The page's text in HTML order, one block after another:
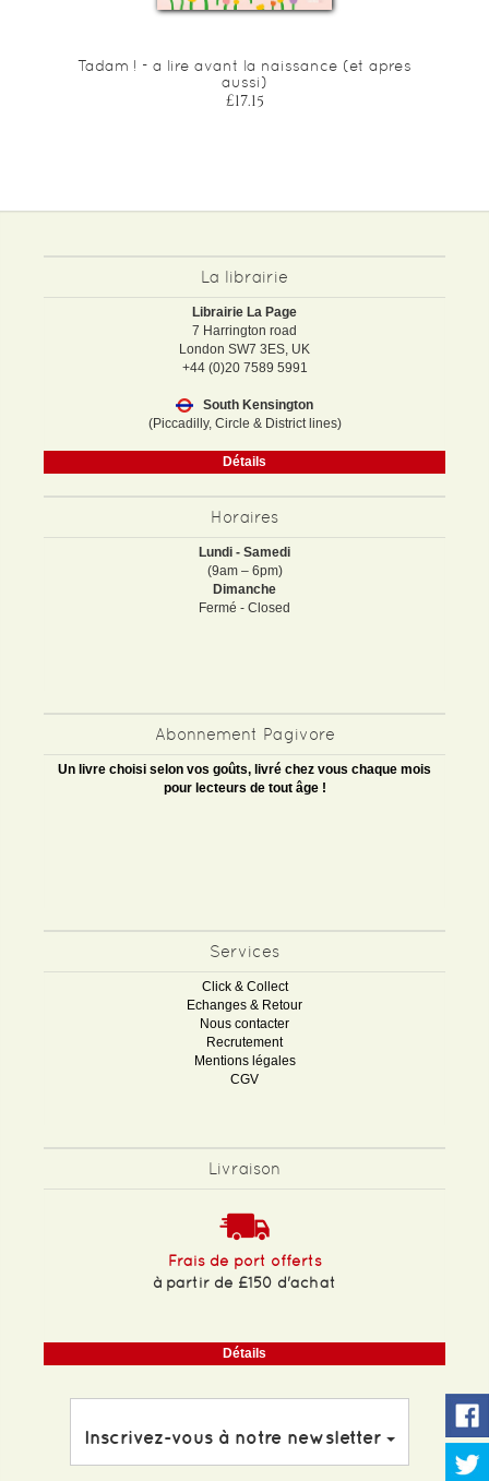
Tadam ! - a lire avant la naissance (et apres
aussi)
£17.15
La librairie
Librairie La Page
7 Harrington road
London SW7 3ES, UK
+44 (0)20 7589 5991
South Kensington
(Piccadilly, Circle & District lines)
Détails
Horaires
Lundi - Samedi
(9am – 6pm)
Dimanche
Fermé - Closed
Abonnement Pagivore
Un livre choisi selon vos goûts, livré chez vous chaque mois
pour lecteurs de tout âge !
Services
Click & Collect
Echanges & Retour
Nous contacter
Recrutement
Mentions légales
CGV
Livraison
Frais de port offerts
à partir de £150 d'achat
Détails
Inscrivez-vous à notre newsletter